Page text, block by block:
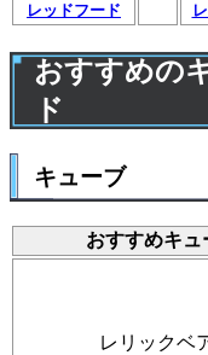
レッドフード
おすすめの
ド
キューブ
おすすめキュ
レリックベ